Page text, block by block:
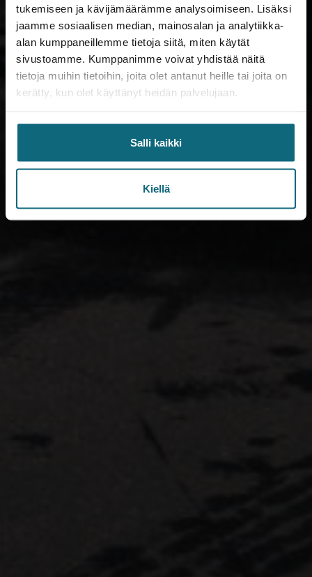
tukemiseen ja kävijämäärämme analysoimiseen. Lisäksi
jaamme sosiaalisen median, mainosalan ja analytiikka-
alan kumppaneillemme tietoja siitä, miten käytät
sivustoamme. Kumppanimme voivat yhdistää näitä
tietoja muihin tietoihin, joita olet antanut heille tai joita on
kerätty, kun olet käyttänyt heidän palvelujaan.
Salli kaikki
Kiellä